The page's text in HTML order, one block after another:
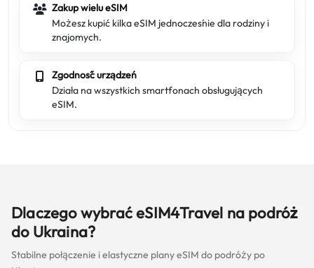
Zakup wielu eSIM
Możesz kupić kilka eSIM jednocześnie dla rodziny i
znajomych.
Zgodność urządzeń
Działa na wszystkich smartfonach obsługujących
eSIM.
Dlaczego wybrać eSIM4Travel na podróż
do Ukraina?
Stabilne połączenie i elastyczne plany eSIM do podróży po